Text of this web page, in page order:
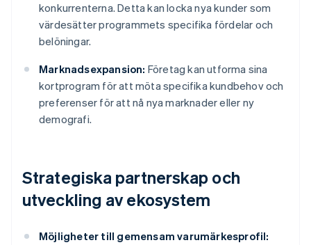
konkurrenterna. Detta kan locka nya kunder som
värdesätter programmets specifika fördelar och
belöningar.
Marknadsexpansion: Företag kan utforma sina
kortprogram för att möta specifika kundbehov och
preferenser för att nå nya marknader eller ny
demografi.
Strategiska partnerskap och
utveckling av ekosystem
Möjligheter till gemensam varumärkesprofil: